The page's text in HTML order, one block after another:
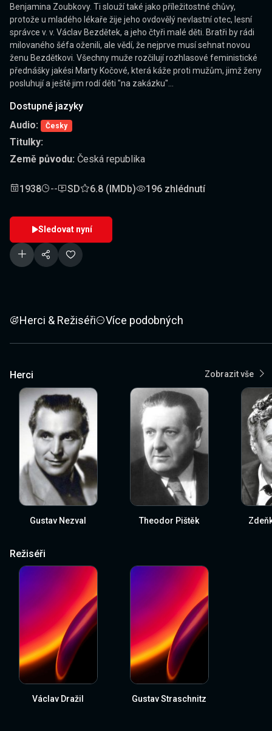
Benjamina Zoubkovy. Ti slouží také jako příležitostné chůvy,
protože u mladého lékaře žije jeho ovdovělý nevlastní otec, lesní
správce v. v. Václav Bezdětek, a jeho čtyři malé děti. Bratři by rádi
milovaného šéfa oženili, ale vědí, že nejprve musí sehnat novou
ženu Bezdětkovi. Všechny muže rozčilují rozhlasové feministické
přednášky jakési Marty Kočové, která káže proti mužům, jimž ženy
posluhují a ještě jim rodí děti "na zakázku"...
Dostupné jazyky
Audio:
Česky
Titulky:
Země původu: Česká republika
1938 -- SD 6.8 (IMDb) 196 zhlédnutí
Sledovat nyní
Herci & Režiséři Více podobných
Herci Zobrazit vše
Gustav Nezval Theodor Pištěk
Režiséři
Václav Dražil Gustav Straschnitz